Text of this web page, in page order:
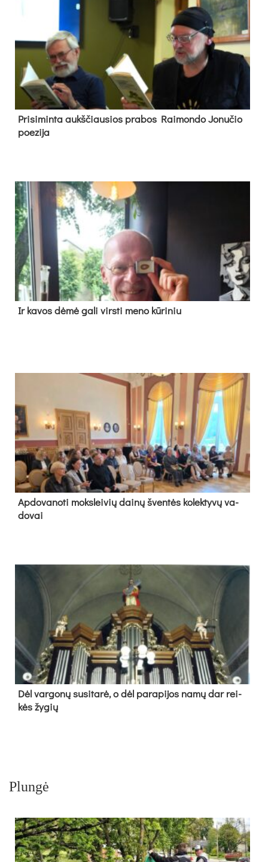
Pri­si­min­ta aukš­čiau­sios pra­bos Rai­mon­do Jo­nu­čio
poe­zi­ja
Ir ka­vos dė­mė ga­li virs­ti me­no kū­ri­niu
Ap­do­va­no­ti moks­lei­vių dai­nų šven­tės ko­lek­ty­vų va­
do­vai
Dėl var­go­nų su­si­ta­rė, o dėl pa­ra­pi­jos na­mų dar rei­
kės žy­gių
Plungė